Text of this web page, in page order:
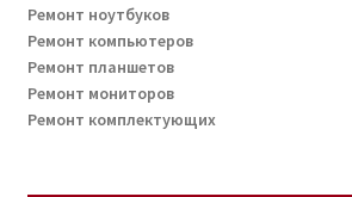
Ремонт ноутбуков
Ремонт компьютеров
Ремонт планшетов
Ремонт мониторов
Ремонт комплектующих